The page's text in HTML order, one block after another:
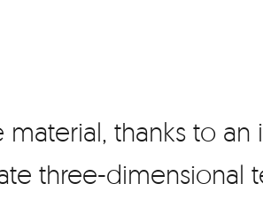
thanks to an
three-dimensional